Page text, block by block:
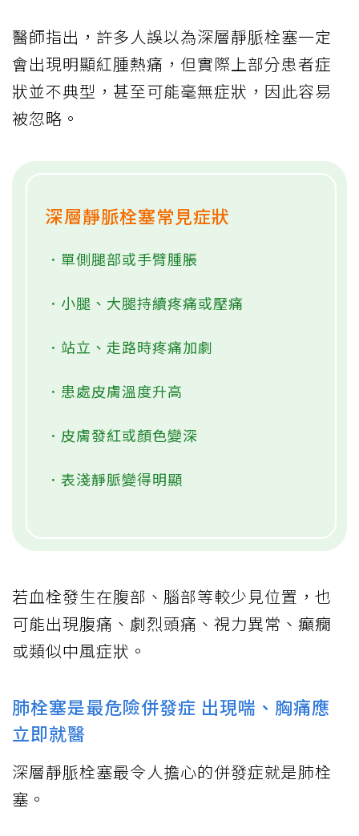
醫師指出，許多人誤以為深層靜脈栓塞一定
會出現明顯紅腫熱痛，但實際上部分患者症
狀並不典型，甚至可能毫無症狀，因此容易
被忽略。
深層靜脈栓塞常見症狀
．單側腿部或手臂腫脹
．小腿、大腿持續疼痛或壓痛
．站立、走路時疼痛加劇
．患處皮膚溫度升高
．皮膚發紅或顏色變深
．表淺靜脈變得明顯
若血栓發生在腹部、腦部等較少見位置，也
可能出現腹痛、劇烈頭痛、視力異常、癲癇
或類似中風症狀。
肺栓塞是最危險併發症 出現喘、胸痛應
立即就醫
深層靜脈栓塞最令人擔心的併發症就是肺栓
塞。